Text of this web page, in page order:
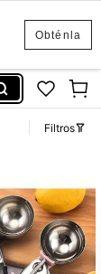
Obténla
Filtros